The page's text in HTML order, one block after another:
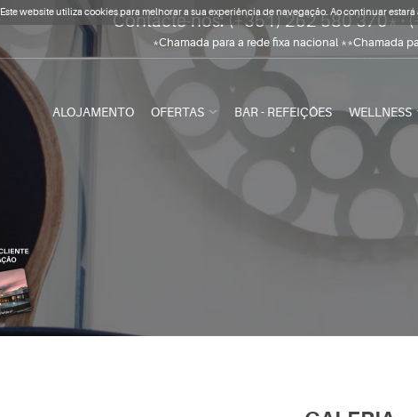
Contacte-nos:(+351) 262 580 370*·
*Chamada para a rede fixa nacional **Chamada
ALOJAMENTO OFERTAS BAR - REFEIÇÕES WELLNESS
Este website utiliza cookies para melhorar a sua experiência de navegação. Ao continuar